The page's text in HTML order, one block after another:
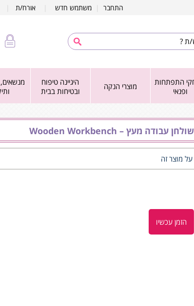
התחבר משתמש חדש אורח/ת
התפתחות
ופנאי
מוצרי הנקה
היגיינה טיפוח
ובטיחות בבית
שולחן עבודה מעץ – ‏‏‏‏Wooden Workbench
מוצר זה
הזמן עכשיו